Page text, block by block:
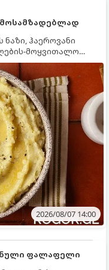
ჰაეროვანი
მოყვითალო
მაგრამ
უნდა
გამოვიდეს.
2026/08/07 14:00
ფალაფელი